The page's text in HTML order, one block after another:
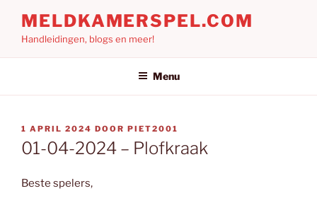
inhoud
MELDKAMERSPEL.COM
Handleidingen, blogs en meer!
Menu
GEPLAATST
OP
1 APRIL 2024 DOOR PIET2001
01-04-2024 – Plofkraak
Beste spelers,